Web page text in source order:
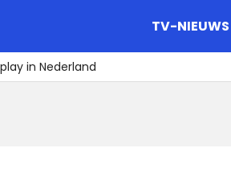
TV-NIEUWS
in Nederland